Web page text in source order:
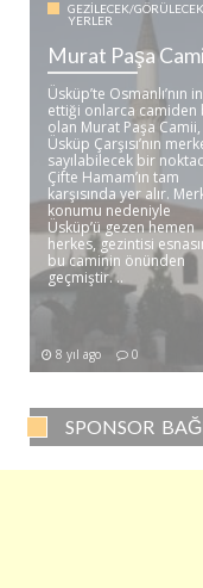
GEZILECEK/GÖRÜLECEK
YERLER
Murat Paşa
Üsküp’te Osmanlı’nın
ettiği onlarca camiden
olan Murat Paşa Camii,
Üsküp Çarşısı’nın
sayılabilecek bir
Çifte Hamam’ın tam
karşısında yer alır.
konumu nedeniyle
Üsküp’ü gezen hemen
herkes, gezintisi
bu caminin önünden
geçmiştir. ..
8 yıl ago 0
SPONSOR